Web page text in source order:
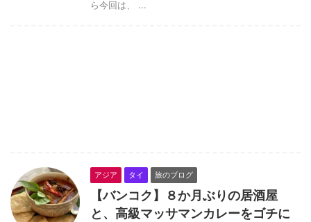
ら今回は、 ...
アジア タイ 旅のブログ
【バンコク】８か月ぶりの居酒屋
と、高級マッサマンカレーをゴチに